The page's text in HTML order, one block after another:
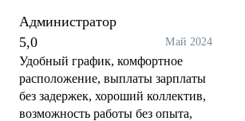
Администратор
5,0
Май 2024
Удобный график, комфортное
расположение, выплаты зарплаты
без задержек, хороший коллектив,
возможность работы без опыта,